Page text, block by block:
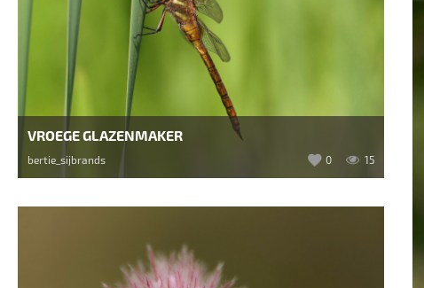
VROEGE GLAZENMAKER
bertie_sijbrands 0 15